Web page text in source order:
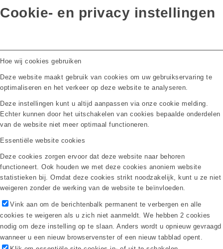
Cookie- en privacy instellingen
Hoe wij cookies gebruiken
Deze website maakt gebruik van cookies om uw gebruikservaring te
optimaliseren en het verkeer op deze website te analyseren.
Deze instellingen kunt u altijd aanpassen via onze cookie melding.
Echter kunnen door het uitschakelen van cookies bepaalde onderdelen
van de website niet meer optimaal functioneren.
Essentiële website cookies
Deze cookies zorgen ervoor dat deze website naar behoren
functioneert. Ook houden we met deze cookies anoniem website
statistieken bij. Omdat deze cookies strikt noodzakelijk, kunt u ze niet
weigeren zonder de werking van de website te beïnvloeden.
Vink aan om de berichtenbalk permanent te verbergen en alle
cookies te weigeren als u zich niet aanmeldt. We hebben 2 cookies
nodig om deze instelling op te slaan. Anders wordt u opnieuw gevraagd
wanneer u een nieuw browservenster of een nieuw tabblad opent.